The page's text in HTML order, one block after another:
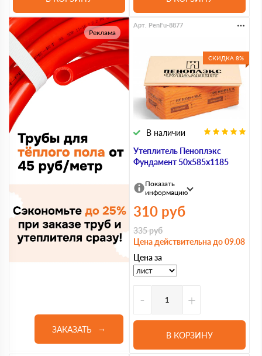
Реклама
ЗАКАЗАТЬ
СКИДКА 8%
Утеплитель Пеноплэкс
Фундамент 50х585х1185
В наличии
Арт. PenFu-8877
Показать
информацию
310 руб
335руб
Цена действительна до 09.08
Цена за
- +
В КОРЗИНУ